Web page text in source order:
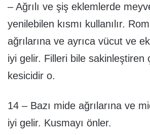
– Ağrılı ve şiş eklemlerde
yenilebilen kısmı kullanılır.
ağrılarına ve ayrıca vücut ve
iyi gelir. Filleri bile sakinleştiren
kesicidir o.
14 – Bazı mide ağrılarına ve
iyi gelir. Kusmayı önler.